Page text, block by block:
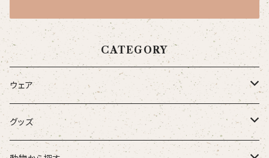
CATEGORY
ウェア
大人
グッズ